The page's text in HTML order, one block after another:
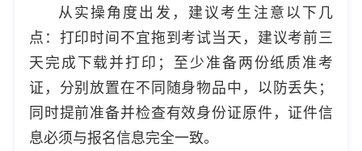
从实操角度出发，建议考生注意以下几
点：打印时间不宜拖到考试当天，建议考前三
天完成下载并打印；至少准备两份纸质准考
证，分别放置在不同随身物品中，以防丢失；
同时提前准备并检查有效身份证原件，证件信
息必须与报名信息完全一致。